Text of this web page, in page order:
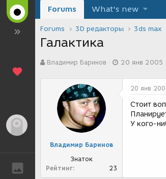
ГАЛЕРЕЯ
Forums What's new
Forums 3D редакторы 3ds max
Галактика
в
Владимир Баринов
а
20 янв 2005
Владимир Баринов
Знаток
Рейтинг
23
20 янв
Стоит
У кого-